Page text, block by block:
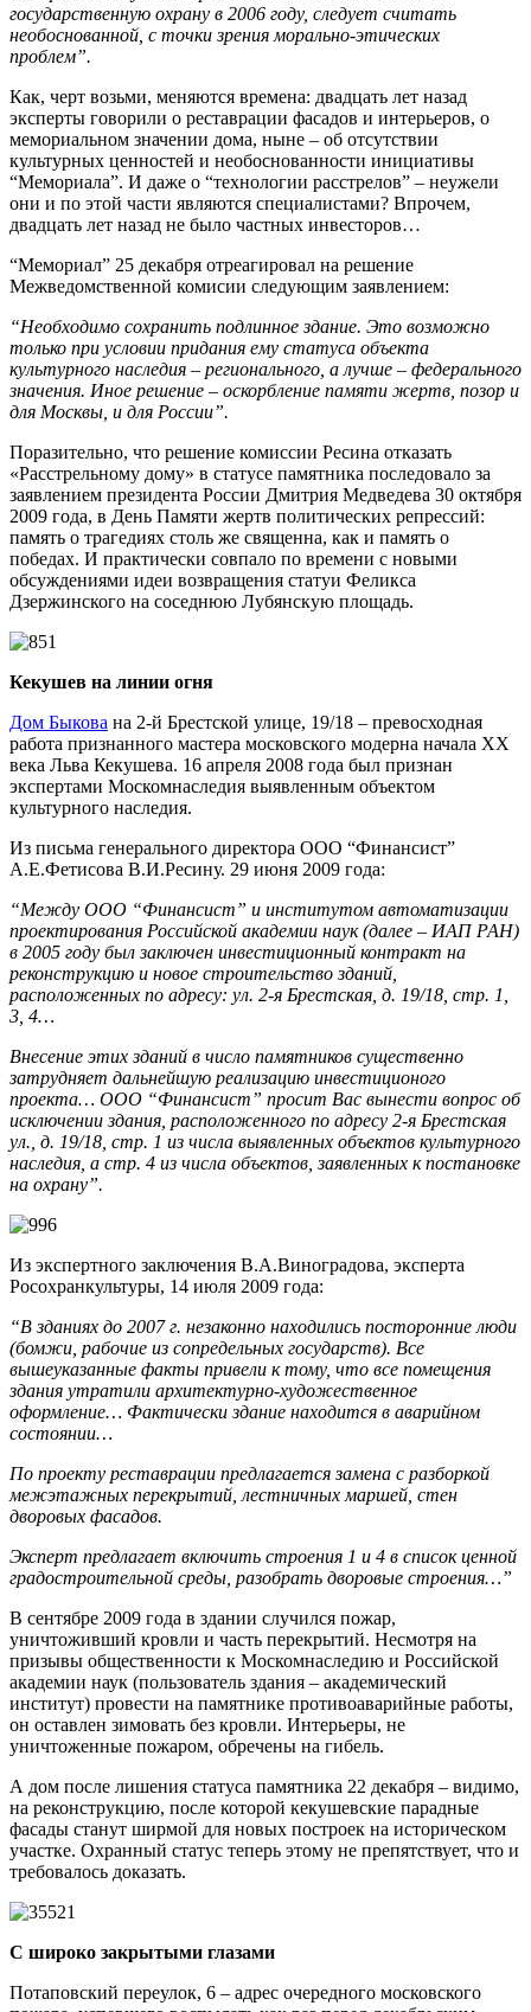
государственную охрану в 2006 году, следует считать
необоснованной, с точки зрения морально-этических
проблем”.
Как, черт возьми, меняются времена: двадцать лет назад
эксперты говорили о реставрации фасадов и интерьеров, о
мемориальном значении дома, ныне – об отсутствии
культурных ценностей и необоснованности инициативы
“Мемориала”. И даже о “технологии расстрелов” – неужели
они и по этой части являются специалистами? Впрочем,
двадцать лет назад не было частных инвесторов…
“Мемориал” 25 декабря отреагировал на решение
Межведомственной комисии следующим заявлением:
“Необходимо сохранить подлинное здание. Это возможно
только при условии придания ему статуса объекта
культурного наследия – регионального, а лучше – федерального
значения. Иное решение – оскорбление памяти жертв, позор и
для Москвы, и для России”.
Поразительно, что решение комиссии Ресина отказать
«Расстрельному дому» в статусе памятника последовало за
заявлением президента России Дмитрия Медведева 30 октября
2009 года, в День Памяти жертв политических репрессий:
память о трагедиях столь же священна, как и память о
победах. И практически совпало по времени с новыми
обсуждениями идеи возвращения статуи Феликса
Дзержинского на соседнюю Лубянскую площадь.
Кекушев на линии огня
Дом Быкова на 2-й Брестской улице, 19/18 – превосходная
работа признанного мастера московского модерна начала ХХ
века Льва Кекушева. 16 апреля 2008 года был признан
экспертами Москомнаследия выявленным объектом
культурного наследия.
Из письма генерального директора ООО “Финансист”
А.Е.Фетисова В.И.Ресину. 29 июня 2009 года:
“Между ООО “Финансист” и институтом автоматизации
проектирования Российской академии наук (далее – ИАП РАН)
в 2005 году был заключен инвестиционный контракт на
реконструкцию и новое строительство зданий,
расположенных по адресу: ул. 2-я Брестская, д. 19/18, стр. 1,
3, 4…
Внесение этих зданий в число памятников существенно
затрудняет дальнейшую реализацию инвестиционого
проекта… ООО “Финансист” просит Вас вынести вопрос об
исключении здания, расположенного по адресу 2-я Брестская
ул., д. 19/18, стр. 1 из числа выявленных объектов культурного
наследия, а стр. 4 из числа объектов, заявленных к постановке
на охрану”.
Из экспертного заключения В.А.Виноградова, эксперта
Росохранкультуры, 14 июля 2009 года:
“В зданиях до 2007 г. незаконно находились посторонние люди
(бомжи, рабочие из сопредельных государств). Все
вышеуказанные факты привели к тому, что все помещения
здания утратили архитектурно-художественное
оформление… Фактически здание находится в аварийном
состоянии…
По проекту реставрации предлагается замена с разборкой
межэтажных перекрытий, лестничных маршей, стен
дворовых фасадов.
Эксперт предлагает включить строения 1 и 4 в список ценной
градостроительной среды, разобрать дворовые строения…”
В сентябре 2009 года в здании случился пожар,
уничтоживший кровли и часть перекрытий. Несмотря на
призывы общественности к Москомнаследию и Российской
академии наук (пользователь здания – академический
институт) провести на памятнике противоаварийные работы,
он оставлен зимовать без кровли. Интерьеры, не
уничтоженные пожаром, обречены на гибель.
А дом после лишения статуса памятника 22 декабря – видимо,
на реконструкцию, после которой кекушевские парадные
фасады станут ширмой для новых построек на историческом
участке. Охранный статус теперь этому не препятствует, что и
требовалось доказать.
С широко закрытыми глазами
Потаповский переулок, 6 – адрес очередного московского